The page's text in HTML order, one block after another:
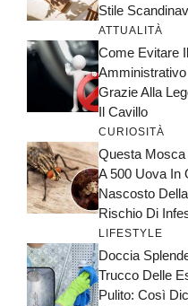
Stile
ATTUALITÀ
Come Evitare
Grazie Alla
Il Cavillo
CURIOSITÀ
Questa Mosca
A 500 Uova In
Nascosto
Rischio Di
LIFESTYLE
Doccia
Trucco Delle
Pulito: Così